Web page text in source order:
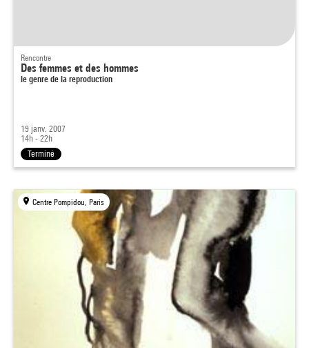
Rencontre
Des femmes et des hommes
le genre de la reproduction
19 janv. 2007
14h - 22h
Terminé
Centre Pompidou, Paris